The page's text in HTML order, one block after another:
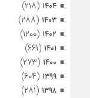
۱۴۰۴ (۲۱۸)
۱۴۰۳ (۲۸۸)
۱۴۰۲ (۱۲۰۰)
۱۴۰۱ (۶۶۱)
۱۴۰۰ (۲۷۳)
۱۳۹۹ (۶۰۴)
۱۳۹۸ (۲۸۱)